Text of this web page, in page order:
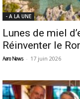
- A LA UNE
Lunes de miel
Réinventer le
Aero News - 17 juin 2026